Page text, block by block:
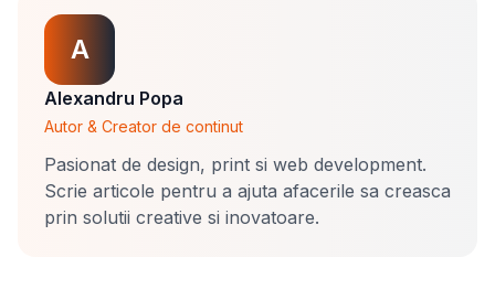
A
Alexandru Popa
Autor & Creator de continut
Pasionat de design, print si web development.
Scrie articole pentru a ajuta afacerile sa creasca
prin solutii creative si inovatoare.